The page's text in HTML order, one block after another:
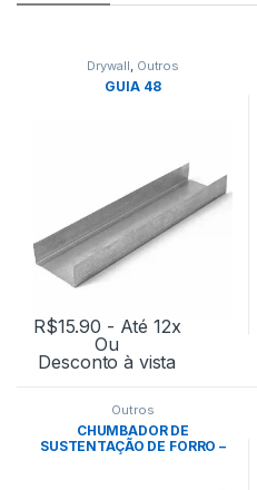
Drywall, Outros
GUIA 48
R$15.90 - Até 12x
Ou
Desconto à vista
Outros
CHUMBADOR DE
SUSTENTAÇÃO DE FORRO –